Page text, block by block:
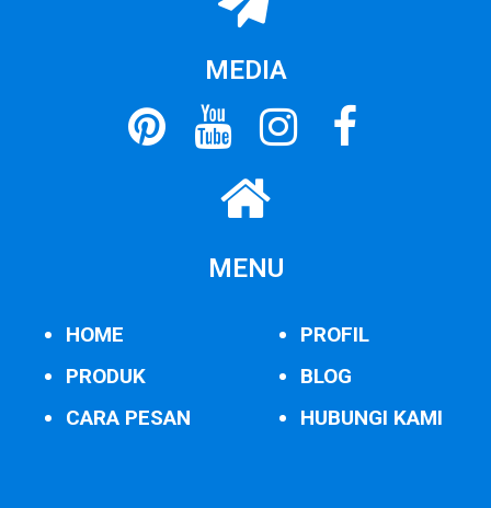
MEDIA
MENU
HOME
PRODUK
CARA PESAN
PROFIL
BLOG
HUBUNGI KAMI